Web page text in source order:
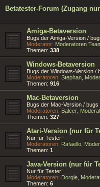
Betatester-Forum (Zugang
Amiga-Betaversion
Bugs der Amiga-Version /
Moderator: Moderatoren
Themen: 338
Windows-Betaversion
Bugs der Windows-Version /
Moderatoren: Stephan
Themen: 916
Mac-Betaversion
Bugs der Mac-Version /
Moderatoren: Balcer
Themen: 327
Atari-Version (nur für
Nur für Tester!
Moderatoren: Rafaello
Themen: 1
Java-Version (nur für
Nur für Tester!
Moderatoren: Dorgie
Themen: 6